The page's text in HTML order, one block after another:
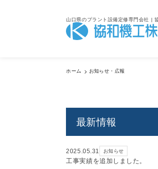
山口県のプラント設備定修専門会社 |
ホーム お知らせ・広報
最新情報
2025.05.31 お知らせ
工事実績を追加しました。